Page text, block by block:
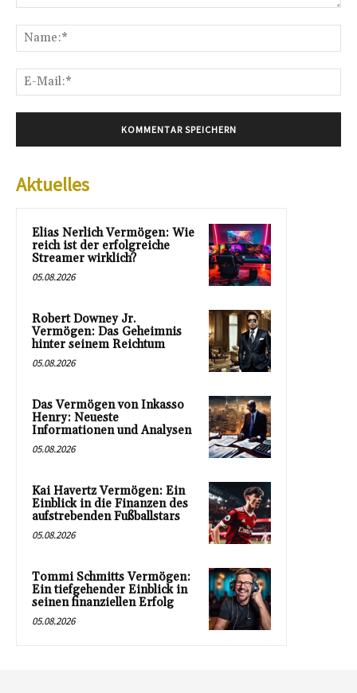
Aktuelles
Elias Nerlich Vermögen: Wie
reich ist der erfolgreiche
Streamer wirklich?
05.08.2026
Robert Downey Jr.
Vermögen: Das Geheimnis
hinter seinem Reichtum
05.08.2026
Das Vermögen von Inkasso
Henry: Neueste
Informationen und Analysen
05.08.2026
Kai Havertz Vermögen: Ein
Einblick in die Finanzen des
aufstrebenden Fußballstars
05.08.2026
Tommi Schmitts Vermögen:
Ein tiefgehender Einblick in
seinen finanziellen Erfolg
05.08.2026